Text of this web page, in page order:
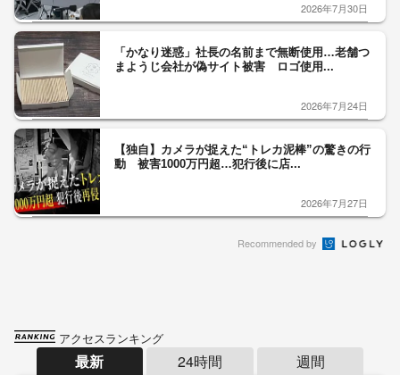
2026年7月30日
「かなり迷惑」社長の名前まで無断使用…老舗つ
まようじ会社が偽サイト被害 ロゴ使用...
2026年7月24日
【独自】カメラが捉えた“トレカ泥棒”の驚きの行
動 被害1000万円超…犯行後に店...
2026年7月27日
Recommended by
アクセスランキング
最新 24時間 週間